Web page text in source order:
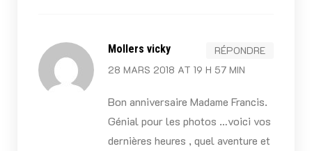
Mollers vicky
28 MARS 2018 AT 19 H 57 MIN
RÉPONDRE
Bon anniversaire Madame Francis.
Génial pour les photos …voici vos
dernières heures , quel aventure et